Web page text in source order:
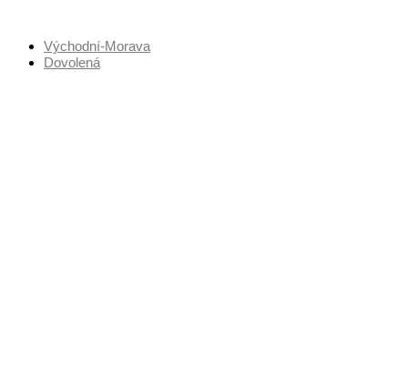
obsahuVýchodní-Morava
Dovolená